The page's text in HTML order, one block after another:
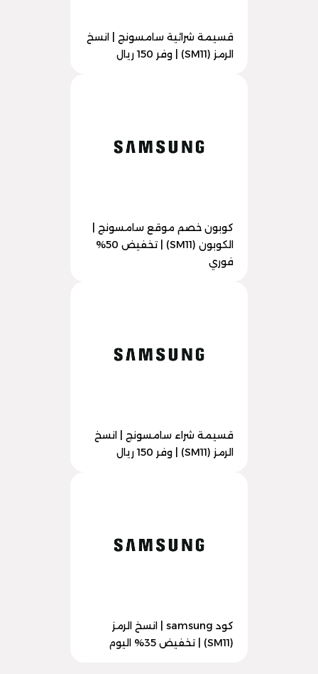
قسيمة شرائية سامسونج | انسخ
الرمز (SM11) | وفر 150 ريال
كوبون خصم موقع سامسونج |
الكوبون (SM11) | تخفيض 50%
فوري
قسيمة شراء سامسونج | انسخ
الرمز (SM11) | وفر 150 ريال
كود samsung | انسخ الرمز
(SM11) | تخفيض 35% اليوم